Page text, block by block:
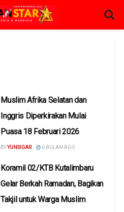
Muslim Afrika Selatan dan
Inggris Diperkirakan Mulai
Puasa 18 Februari 2026
BYYUNSIGAR 6 BULAN AGO
Koramil 02/KTB Kutalimbaru
Gelar Berkah Ramadan, Bagikan
Takjil untuk Warga Muslim